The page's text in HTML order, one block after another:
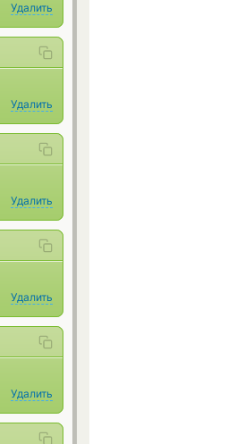
Удалить
Удалить
Удалить
Удалить
Удалить